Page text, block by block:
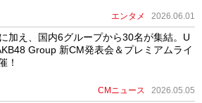
エンタメ 2026.06.01
加え、国内6グループから30名が集結。U
Group 新CM発表会＆プレミアムライ
！
CMニュース 2026.05.05